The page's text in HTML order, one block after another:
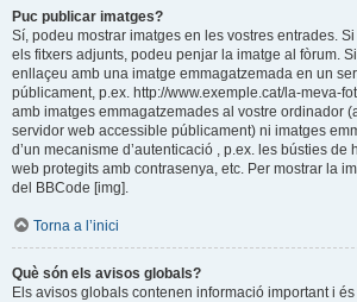
Puc publicar imatges?
Sí, podeu mostrar imatges en les vostres entrades.
els fitxers adjunts, podeu penjar la imatge al fòrum.
enllaçeu amb una imatge emmagatzemada en un
públicament, p.ex. http://www.exemple.cat/la-meva-
amb imatges emmagatzemades al vostre ordinador
servidor web accessible públicament) ni imatges
d’un mecanisme d’autenticació , p.ex. les bústies de
web protegits amb contrasenya, etc. Per mostrar la
del BBCode [img].
Torna a l’inici
Què són els avisos globals?
Els avisos globals contenen informació important i